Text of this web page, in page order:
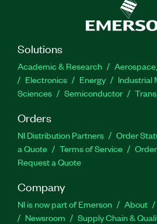
Solutions
Academic & Research
Electronics
Energy Industrial
Sciences
Semiconductor
Orders
NI Distribution Partners Order
a Quote
Terms of Service
Request a Quote
Company
NI is now part of Emerson About
Newsroom
Supply Chain &